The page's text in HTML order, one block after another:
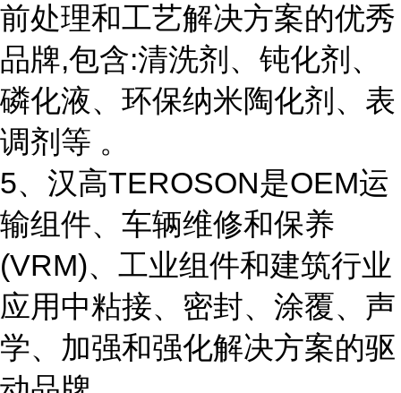
前处理和工艺解决方案的优秀
品牌,包含:清洗剂、钝化剂、
磷化液、环保纳米陶化剂、表
调剂等 。
5、汉高TEROSON是OEM运
输组件、车辆维修和保养
(VRM)、工业组件和建筑行业
应用中粘接、密封、涂覆、声
学、加强和强化解决方案的驱